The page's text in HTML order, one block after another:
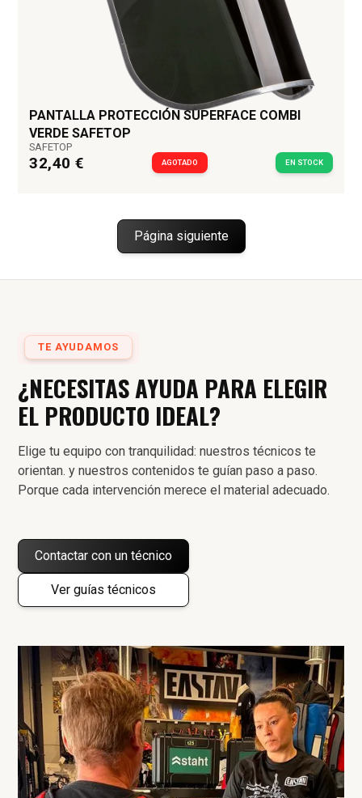
PANTALLA PROTECCIÓN SUPERFACE COMBI
VERDE SAFETOP
SAFETOP
32,40 € AGOTADO EN STOCK
Página siguiente
TE AYUDAMOS
¿NECESITAS AYUDA PARA ELEGIR
EL PRODUCTO IDEAL?
Elige tu equipo con tranquilidad: nuestros técnicos te
orientan. y nuestros contenidos te guían paso a paso.
Porque cada intervención merece el material adecuado.
Contactar con un técnico
Ver guías técnicos